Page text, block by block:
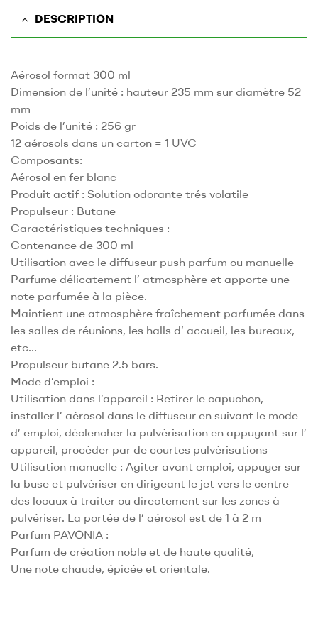
DESCRIPTION
Aérosol format 300 ml
Dimension de l’unité : hauteur 235 mm sur diamètre 52
mm
Poids de l’unité : 256 gr
12 aérosols dans un carton = 1 UVC
Composants:
Aérosol en fer blanc
Produit actif : Solution odorante trés volatile
Propulseur : Butane
Caractéristiques techniques :
Contenance de 300 ml
Utilisation avec le diffuseur push parfum ou manuelle
Parfume délicatement l’ atmosphère et apporte une
note parfumée à la pièce.
Maintient une atmosphère fraîchement parfumée dans
les salles de réunions, les halls d’ accueil, les bureaux,
etc…
Propulseur butane 2.5 bars.
Mode d’emploi :
Utilisation dans l’appareil : Retirer le capuchon,
installer l’ aérosol dans le diffuseur en suivant le mode
d’ emploi, déclencher la pulvérisation en appuyant sur l’
appareil, procéder par de courtes pulvérisations
Utilisation manuelle : Agiter avant emploi, appuyer sur
la buse et pulvériser en dirigeant le jet vers le centre
des locaux à traiter ou directement sur les zones à
pulvériser. La portée de l’ aérosol est de 1 à 2 m
Parfum PAVONIA :
Parfum de création noble et de haute qualité,
Une note chaude, épicée et orientale.